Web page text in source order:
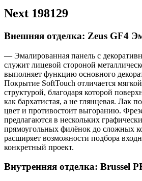
Next 198129
Внешняя отделка: Zeus GF4
— Эмалированная панель с
служит лицевой стороной
выполняет функцию основного
Покрытие SoftTouch отличается
структурой, благодаря которой
как бархатистая, а не глянцевая. Лак
цвет и противостоит выгоранию.
предлагаются в нескольких
прямоугольных филёнок до сложных
расширяет возможности подбора
конкретный проект.
Внутренняя отделка: Brussel